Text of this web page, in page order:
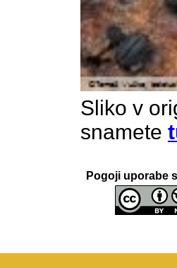
Sliko v
snamete
Pogoji uporabe